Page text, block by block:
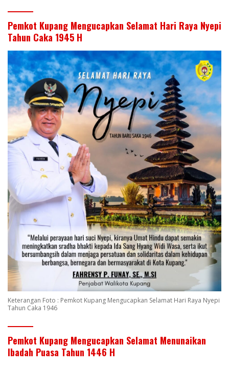
Pemkot Kupang Mengucapkan Selamat Hari Raya Nyepi
Tahun Caka 1945 H
Keterangan Foto : Pemkot Kupang Mengucapkan Selamat Hari Raya Nyepi
Tahun Caka 1946
Pemkot Kupang Mengucapkan Selamat Menunaikan
Ibadah Puasa Tahun 1446 H